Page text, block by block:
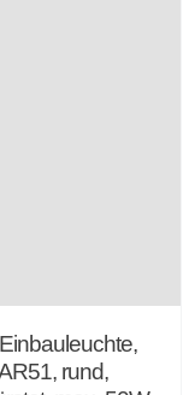
rund,